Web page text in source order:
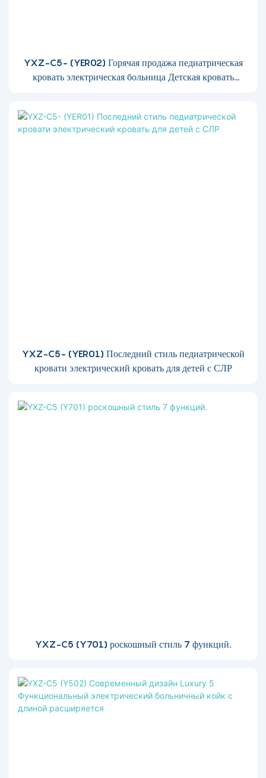
YXZ-C5- (YER02) Горячая продажа педиатрическая
кровать электрическая больница Детская кровать
YXZ-C5- (YER01) Последний стиль педиатрической
кровати электрический кровать для детей с СЛР
YXZ-C5 (Y701) роскошный стиль 7 функций.